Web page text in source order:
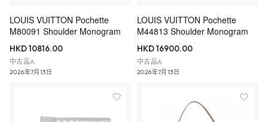
LOUIS VUITTON Pochette
M80091 Shoulder Monogram
HKD 10816.00
中古品A
2026年7月13日
LOUIS VUITTON Pochette
M44813 Shoulder Monogram
HKD 16900.00
中古品A
2026年7月13日